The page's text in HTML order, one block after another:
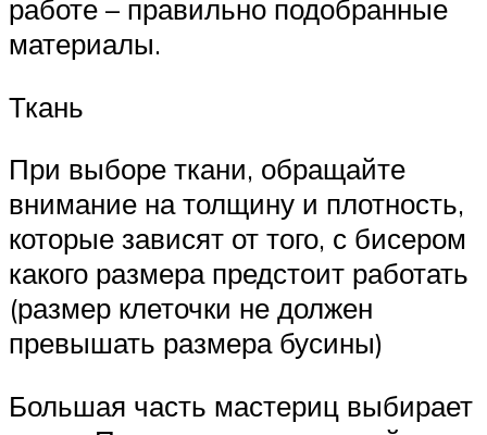
работе – правильно подобранные
материалы.
Ткань
При выборе ткани, обращайте
внимание на толщину и плотность,
которые зависят от того, с бисером
какого размера предстоит работать
(размер клеточки не должен
превышать размера бусины)
Большая часть мастериц выбирает